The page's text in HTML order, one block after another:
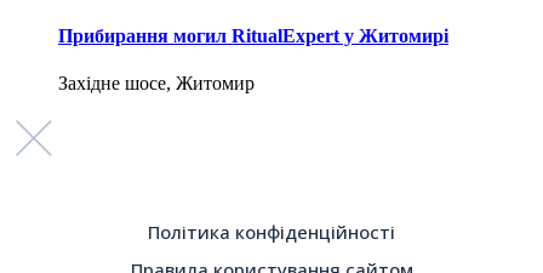
Прибирання могил RitualExpert у Житомирі
Західне шосе, Житомир
Політика конфіденційності